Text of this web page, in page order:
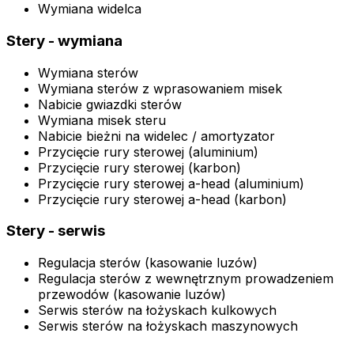
Wymiana widelca
Stery - wymiana
Wymiana sterów
Wymiana sterów z wprasowaniem misek
Nabicie gwiazdki sterów
Wymiana misek steru
Nabicie bieżni na widelec / amortyzator
Przycięcie rury sterowej (aluminium)
Przycięcie rury sterowej (karbon)
Przycięcie rury sterowej a-head (aluminium)
Przycięcie rury sterowej a-head (karbon)
Stery - serwis
Regulacja sterów (kasowanie luzów)
Regulacja sterów z wewnętrznym prowadzeniem
przewodów (kasowanie luzów)
Serwis sterów na łożyskach kulkowych
Serwis sterów na łożyskach maszynowych